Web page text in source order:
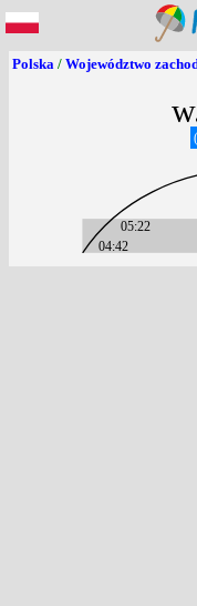
Polska / Województwo
04:42
05:22